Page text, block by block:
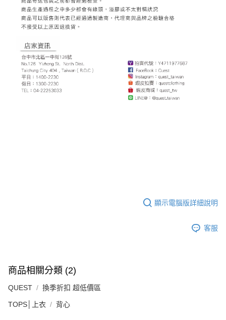
顯示電腦版詳細說明
客服
商品相關分類 (2)
QUEST 換季折扣 超低價區
TOPS│上衣 背心